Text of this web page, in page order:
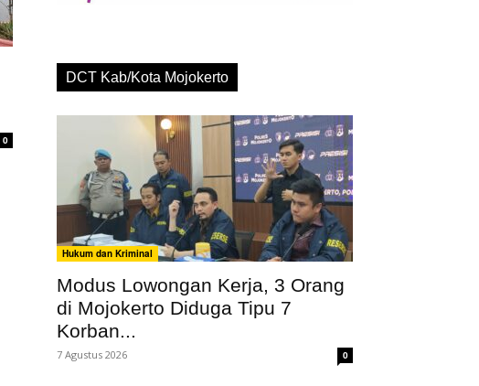
0
DCT Kab/Kota Mojokerto
Hukum dan Kriminal
Modus Lowongan Kerja, 3 Orang
di Mojokerto Diduga Tipu 7
Korban...
7 Agustus 2026 0